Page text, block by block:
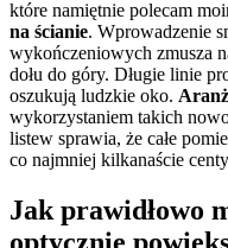
które namiętnie polecam
na ścianie. Wprowadzenie
wykończeniowych zmusza
dołu do góry. Długie linie
oszukują ludzkie oko.
wykorzystaniem takich
listew sprawia, że całe
co najmniej kilkanaście
Jak prawidłowo